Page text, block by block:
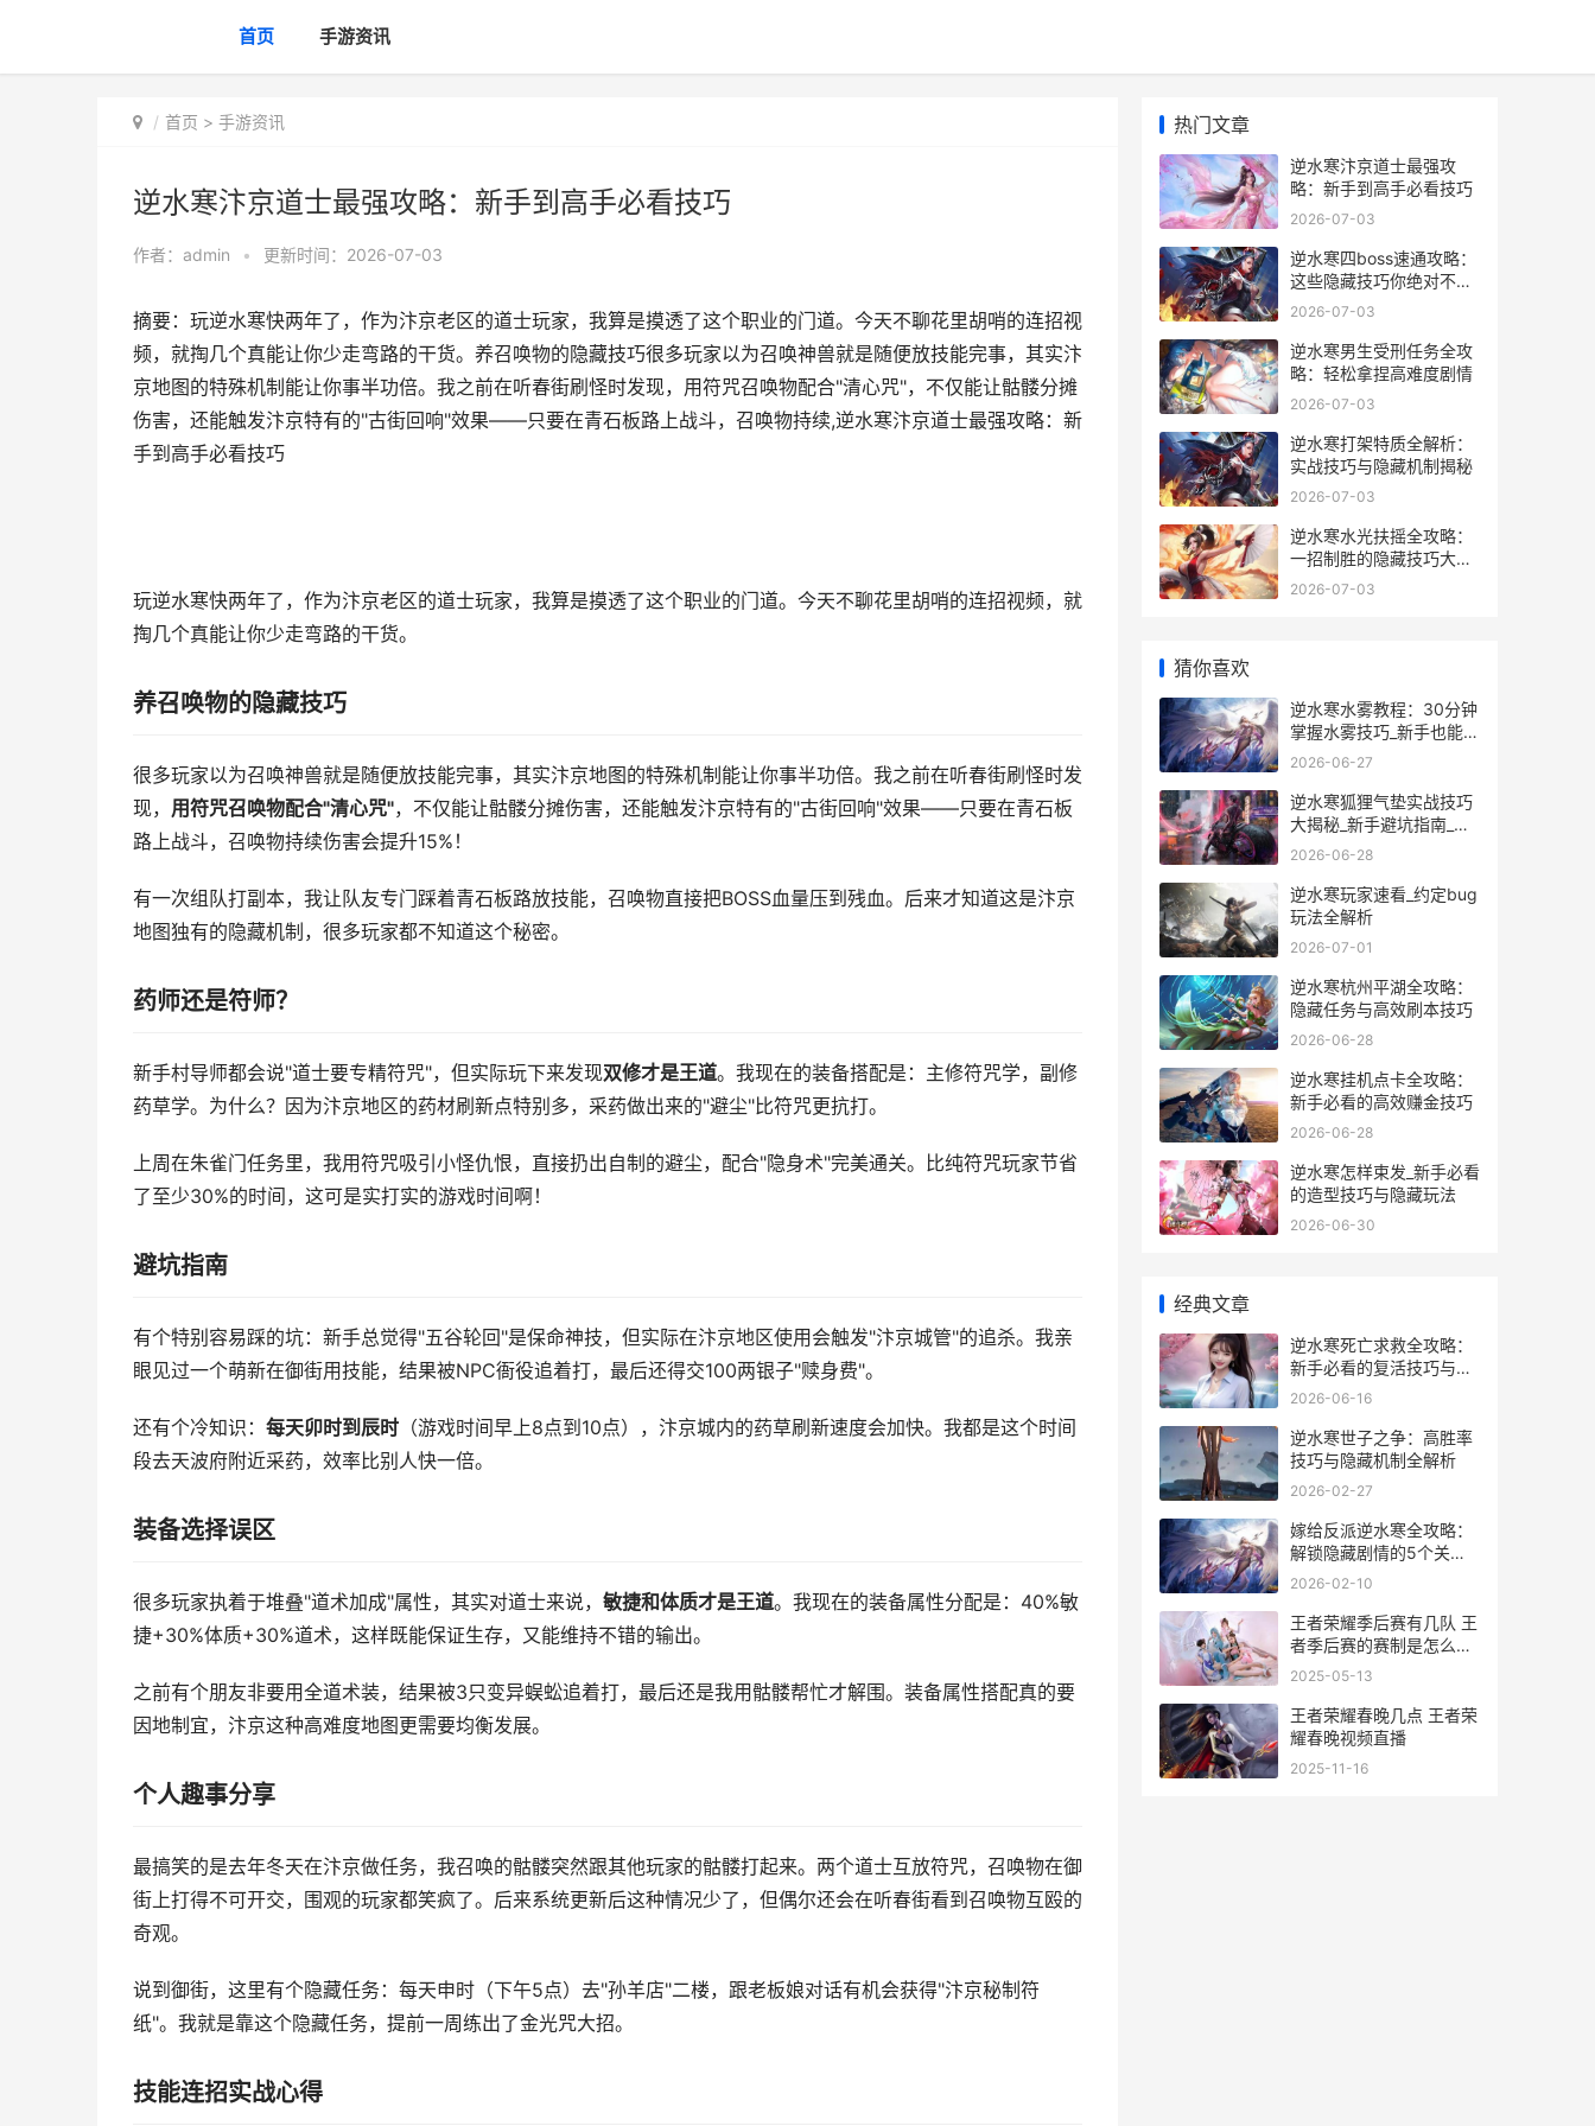
首页 手游资讯
首页 > 手游资讯
逆水寒汴京道士最强攻略：新手到高手必看技巧
作者： admin • 更新时间：2026-07-03
摘要：玩逆水寒快两年了，作为汴京老区的道士玩家，我算是摸透了这个职业的门道。今天不聊花里胡哨的连招视
频，就掏几个真能让你少走弯路的干货。养召唤物的隐藏技巧很多玩家以为召唤神兽就是随便放技能完事，其实汴
京地图的特殊机制能让你事半功倍。我之前在听春街刷怪时发现，用符咒召唤物配合"清心咒"，不仅能让骷髅分摊
伤害，还能触发汴京特有的"古街回响"效果——只要在青石板路上战斗，召唤物持续,逆水寒汴京道士最强攻略：新
手到高手必看技巧
玩逆水寒快两年了，作为汴京老区的道士玩家，我算是摸透了这个职业的门道。今天不聊花里胡哨的连招视频，就
掏几个真能让你少走弯路的干货。
养召唤物的隐藏技巧
很多玩家以为召唤神兽就是随便放技能完事，其实汴京地图的特殊机制能让你事半功倍。我之前在听春街刷怪时发
现， 用符咒召唤物配合"清心咒"，不仅能让骷髅分摊伤害，还能触发汴京特有的"古街回响"效果——只要在青石板
路上战斗，召唤物持续伤害会提升15%！
有一次组队打副本，我让队友专门踩着青石板路放技能，召唤物直接把BOSS血量压到残血。后来才知道这是汴京
地图独有的隐藏机制，很多玩家都不知道这个秘密。
药师还是符师？
新手村导师都会说"道士要专精符咒"，但实际玩下来发现双修才是王道。我现在的装备搭配是：主修符咒学，副修
药草学。为什么？因为汴京地区的药材刷新点特别多，采药做出来的"避尘"比符咒更抗打。
上周在朱雀门任务里，我用符咒吸引小怪仇恨，直接扔出自制的避尘，配合"隐身术"完美通关。比纯符咒玩家节省
了至少30%的时间，这可是实打实的游戏时间啊！
避坑指南
有个特别容易踩的坑：新手总觉得"五谷轮回"是保命神技，但实际在汴京地区使用会触发"汴京城管"的追杀。我亲
眼见过一个萌新在御街用技能，结果被NPC衙役追着打，最后还得交100两银子"赎身费"。
还有个冷知识： 每天卯时到辰时 （游戏时间早上8点到10点），汴京城内的药草刷新速度会加快。我都是这个时间
段去天波府附近采药，效率比别人快一倍。
装备选择误区
很多玩家执着于堆叠"道术加成"属性，其实对道士来说， 敏捷和体质才是王道。我现在的装备属性分配是：40%敏
捷+30%体质+30%道术，这样既能保证生存，又能维持不错的输出。
之前有个朋友非要用全道术装，结果被3只变异蜈蚣追着打，最后还是我用骷髅帮忙才解围。装备属性搭配真的要
因地制宜，汴京这种高难度地图更需要均衡发展。
个人趣事分享
最搞笑的是去年冬天在汴京做任务，我召唤的骷髅突然跟其他玩家的骷髅打起来。两个道士互放符咒，召唤物在御
街上打得不可开交，围观的玩家都笑疯了。后来系统更新后这种情况少了，但偶尔还会在听春街看到召唤物互殴的
奇观。
说到御街，这里有个隐藏任务：每天申时（下午5点）去"孙羊店"二楼，跟老板娘对话有机会获得"汴京秘制符
纸"。我就是靠这个隐藏任务，提前一周练出了金光咒大招。
技能连招实战心得
热门文章
逆水寒汴京道士最强攻
略：新手到高手必看技巧
2026-07-03
逆水寒四boss速通攻略：
这些隐藏技巧你绝对不知
道_
2026-07-03
逆水寒男生受刑任务全攻
略：轻松拿捏高难度剧情
2026-07-03
逆水寒打架特质全解析：
实战技巧与隐藏机制揭秘
2026-07-03
逆水寒水光扶摇全攻略：
一招制胜的隐藏技巧大公
开
2026-07-03
猜你喜欢
逆水寒水雾教程：30分钟
掌握水雾技巧_新手也能秒
变高手
2026-06-27
逆水寒狐狸气垫实战技巧
大揭秘_新手避坑指南_隐
藏玩法全解析
2026-06-28
逆水寒玩家速看_约定bug
玩法全解析
2026-07-01
逆水寒杭州平湖全攻略：
隐藏任务与高效刷本技巧
2026-06-28
逆水寒挂机点卡全攻略：
新手必看的高效赚金技巧
2026-06-28
逆水寒怎样束发_新手必看
的造型技巧与隐藏玩法
2026-06-30
经典文章
逆水寒死亡求救全攻略：
新手必看的复活技巧与隐
藏玩法
2026-06-16
逆水寒世子之争：高胜率
技巧与隐藏机制全解析
2026-02-27
嫁给反派逆水寒全攻略：
解锁隐藏剧情的5个关键
技巧
2026-02-10
王者荣耀季后赛有几队 王
者季后赛的赛制是怎么样
的2021
2025-05-13
王者荣耀春晚几点 王者荣
耀春晚视频直播
2025-11-16